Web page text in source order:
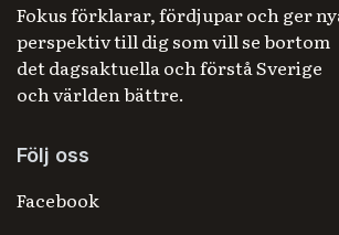
Fokus förklarar, fördjupar och ger
perspektiv till dig som vill se bortom
det dagsaktuella och förstå Sverige
och världen bättre.
Följ oss
Facebook